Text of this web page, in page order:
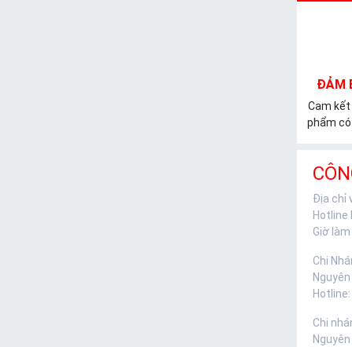
ĐẢM
Cam
phẩm
Địa chỉ
Hotline
Giờ
Chi
Nguyên
Hotline:
Chi
Nguyên